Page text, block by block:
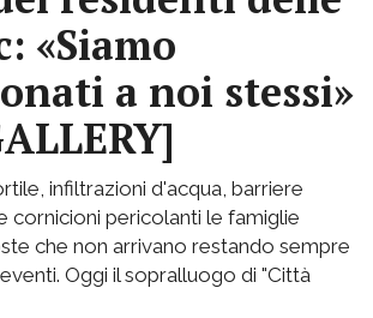
«Siamo
a noi stessi»
infiltrazioni d'acqua, barriere
cornicioni pericolanti le famiglie
che non arrivano restando sempre
Oggi il sopralluogo di "Città